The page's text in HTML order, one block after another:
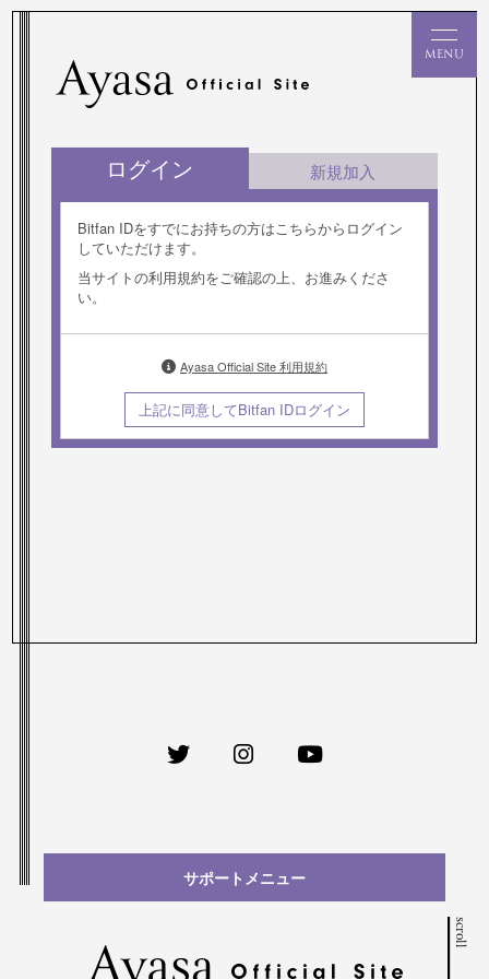
ログイン 新規加入
Bitfan IDをすでにお持ちの方はこちらからログイン
していただけます。
当サイトの利用規約をご確認の上、お進みくださ
い。
Ayasa Official Site 利用規約
上記に同意してBitfan IDログイン
scroll
サポートメニュー